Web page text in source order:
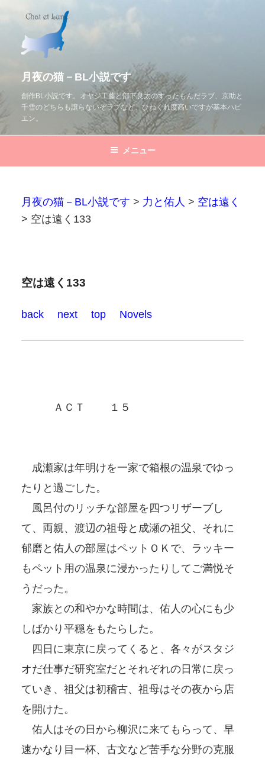
へ
月夜の猫－BL小説です
創作BL小説です。オヤジ工藤と部下良太のすったもんだラブ、京助と
千雪のどちらも譲らないぞラブなど、ひねくれ度高いですが基本ハピ
エン。
メニュー
月夜の猫－BL小説です > 力と佑人 > 空は遠く
> 空は遠く133
空は遠く133
back next top Novels
ＡＣＴ １５
成瀬家は年明けを一家で箱根の温泉でゆっ
たりと過ごした。
風呂付のリッチな部屋を四つリザーブし
て、両親、渡辺の祖母と成瀬の祖父、それに
郁磨と佑人の部屋はペットＯＫで、ラッキー
もペット用の温泉に浸かったりしてご満悦そ
うだった。
家族との和やかな時間は、佑人の心にも少
しばかり平穏をもたらした。
四日に東京に戻ってくると、各々がスタジ
オだ仕事だ研究室だとそれぞれの日常に戻っ
ていき、祖父は初稽古、祖母はその夜から店
を開けた。
佑人はその日から柳沢に来てもらって、早
速かなり目一杯、古文など苦手な分野の克服